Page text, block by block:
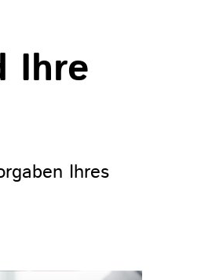
Ihre
Ihres